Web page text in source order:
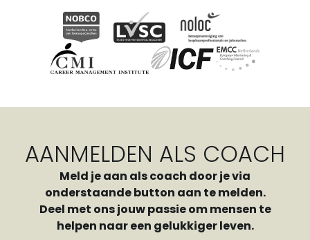
AANMELDEN ALS COACH
Meld je aan als coach door je via
onderstaande button aan te melden.
Deel met ons jouw passie om mensen te
helpen naar een gelukkiger leven.